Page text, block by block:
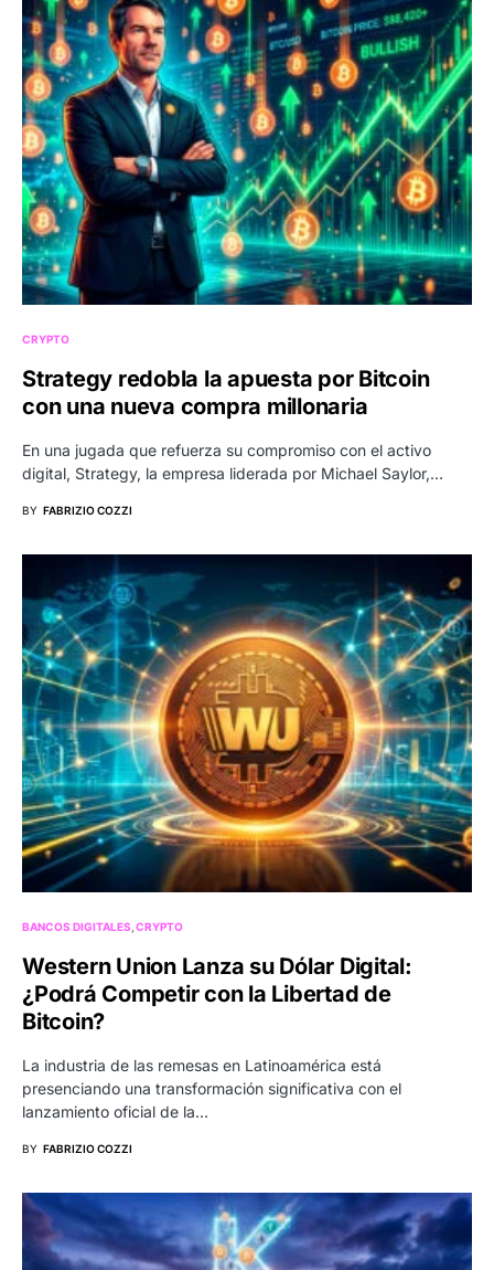
CRYPTO
Strategy redobla la apuesta por Bitcoin
con una nueva compra millonaria
En una jugada que refuerza su compromiso con el activo
digital, Strategy, la empresa liderada por Michael Saylor,…
BY FABRIZIO COZZI
BANCOS DIGITALES CRYPTO
Western Union Lanza su Dólar Digital:
¿Podrá Competir con la Libertad de
Bitcoin?
La industria de las remesas en Latinoamérica está
presenciando una transformación significativa con el
lanzamiento oficial de la…
BY FABRIZIO COZZI